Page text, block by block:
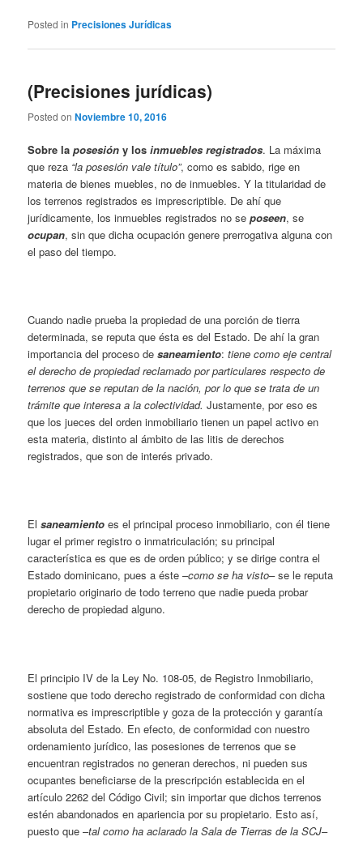
Posted in Precisiones Jurídicas
(Precisiones jurídicas)
Posted onNoviembre 10, 2016
Sobre laposesión y losinmuebles registrados. La máxima
que reza “la posesión vale título”, como es sabido, rige en
materia de bienes muebles, no de inmuebles. Y la titularidad de
los terrenos registrados es imprescriptible. De ahí que
jurídicamente, los inmuebles registrados no seposeen, se
ocupan, sin que dicha ocupación genere prerrogativa alguna con
el paso del tiempo.
Cuando nadie prueba la propiedad de una porción de tierra
determinada, se reputa que ésta es del Estado. De ahí la gran
importancia del proceso desaneamiento:tiene como eje central
el derecho de propiedad reclamado por particulares respecto de
terrenos que se reputan de la nación, por lo que se trata de un
trámite que interesa a la colectividad. Justamente, por eso es
que los jueces del orden inmobiliario tienen un papel activo en
esta materia, distinto al ámbito de las litis de derechos
registrados, que son de interés privado.
Elsaneamiento es el principal proceso inmobiliario, con él tiene
lugar el primer registro o inmatriculación; su principal
característica es que es de orden público; y se dirige contra el
Estado dominicano, pues a éste –como se ha visto– se le reputa
propietario originario de todo terreno que nadie pueda probar
derecho de propiedad alguno.
El principio IV de la Ley No. 108-05, de Registro Inmobiliario,
sostiene que todo derecho registrado de conformidad con dicha
normativa es imprescriptible y goza de la protección y garantía
absoluta del Estado. En efecto, de conformidad con nuestro
ordenamiento jurídico, las posesiones de terrenos que se
encuentran registrados no generan derechos, ni pueden sus
ocupantes beneficiarse de la prescripción establecida en el
artículo 2262 del Código Civil; sin importar que dichos terrenos
estén abandonados en apariencia por su propietario. Esto así,
puesto que –tal como ha aclarado la Sala de Tierras de la SCJ–